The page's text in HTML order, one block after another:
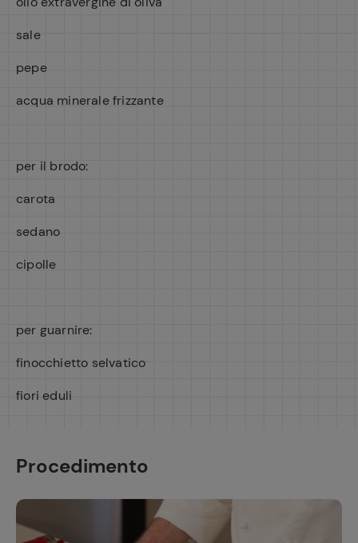
sale
pepe
acqua minerale frizzante
per il brodo:
carota
sedano
cipolle
per guarnire:
finocchietto selvatico
fiori eduli
Procedimento